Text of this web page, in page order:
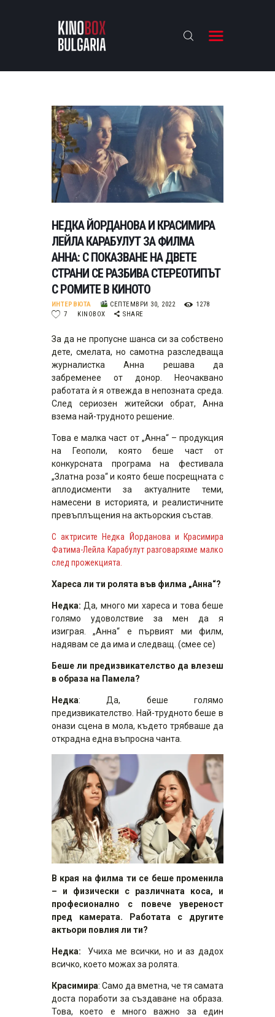
KINOBOX BULGARIA
АНАЛИЗИ
БАХТИ НАГРАДИТЕ
ИНТЕРВЮТА
ЗА НАС
НЕДКА ЙОРДАНОВА И КРАСИМИРА
ЛЕЙЛА КАРАБУЛУТ ЗА ФИЛМА
АННА: С ПОКАЗВАНЕ НА ДВЕТЕ
СТРАНИ СЕ РАЗБИВА СТЕРЕОТИПЪТ
С РОМИТЕ В КИНОТО
ИНТЕРВЮТА СЕПТЕМВРИ 30, 2022
1278
7
KINOBOX SHARE
За да не пропусне шанса си за собствено
дете, смелата, но самотна разследваща
журналистка Анна решава да
забременее от донор. Неочаквано
работата ѝ я отвежда в непозната среда.
След сериозен житейски обрат, Анна
взема най-трудното решение.
Това е малка част от „Анна“ – продукция
на Геополи, която беше част от
конкурсната програма на фестивала
„Златна роза“ и която беше посрещната с
аплодисменти за актуалните теми,
намесени в историята, и реалистичните
превъплъщения на актьорския състав.
С актрисите Недка Йорданова и Красимира
Фатима-Лейла Карабулут разговаряхме малко
след прожекцията.
Хареса ли ти ролята във филма „Анна“?
Недка: Да, много ми хареса и това беше
голямо удоволствие за мен да я
изиграя. „Анна“ е първият ми филм,
надявам се да има и следващ. (смее се)
Беше ли предизвикателство да влезеш
в образа на Памела?
Недка: Да, беше голямо
предизвикателство. Най-трудното беше в
онази сцена в мола, където трябваше да
открадна една въпросна чанта.
В края на филма ти се беше променила
– и физически с различната коса, и
професионално с повече увереност
пред камерата. Работата с другите
актьори повлия ли ти?
Недка: Учиха ме всички, но и аз дадох
всичко, което можах за ролята.
Красимира: Само да вметна, че тя самата
доста поработи за създаване на образа.
Това, което е много важно за един